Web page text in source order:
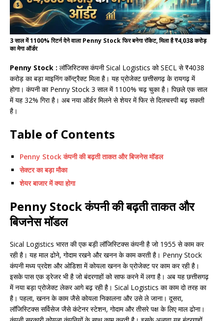
3 साल में 1100% रिटर्न देने वाला Penny Stock फिर बनेगा रॉकेट, मिला है ₹4,038 करोड़
का मेगा ऑर्डर
Penny Stock : लॉजिस्टिक्स कंपनी Sical Logistics को SECL से ₹4038
करोड़ का बड़ा माइनिंग कॉन्ट्रैक्ट मिला है। यह प्रोजेक्ट छत्तीसगढ़ के रायगढ़ में
होगा। कंपनी का Penny Stock 3 साल में 1100% चढ़ चुका है। पिछले एक साल
में यह 32% गिरा है। अब नया ऑर्डर मिलने से शेयर में फिर से दिलचस्पी बढ़ सकती
है।
Table of Contents
Penny Stock कंपनी की बढ़ती ताकत और बिजनेस मॉडल
सेक्टर का बड़ा मौका
शेयर बाजार में क्या होगा
Penny Stock कंपनी की बढ़ती ताकत और
बिजनेस मॉडल
Sical Logistics भारत की एक बड़ी लॉजिस्टिक्स कंपनी है जो 1955 से काम कर
रही है। यह माल ढोने, गोदाम रखने और खनन के काम करती है। Penny Stock
कंपनी मध्य प्रदेश और ओडिशा में कोयला खनन के प्रोजेक्ट पर काम कर रही है।
इसके पास एक ड्रेजर भी है जो बंदरगाहों को साफ करने में लगा है। अब यह छत्तीसगढ़
में नया बड़ा प्रोजेक्ट लेकर आगे बढ़ रही है। Sical Logistics का काम दो तरह का
है। पहला, खनन के काम जैसे कोयला निकालना और उसे ले जाना। दूसरा,
लॉजिस्टिक्स सर्विसेज जैसे कंटेनर स्टेशन, गोदाम और तीसरे पक्ष के लिए माल ढोना।